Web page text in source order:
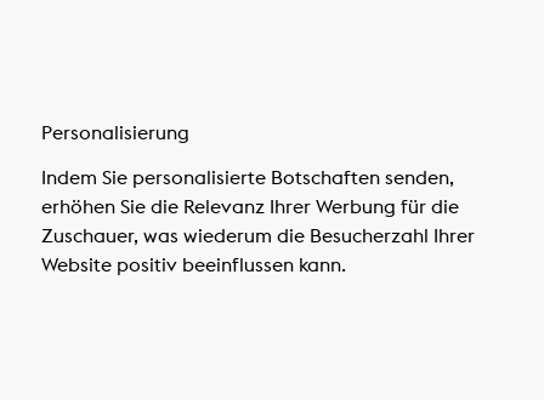
Personalisierung
Indem Sie personalisierte Botschaften senden,
erhöhen Sie die Relevanz Ihrer Werbung für die
Zuschauer, was wiederum die Besucherzahl Ihrer
Website positiv beeinflussen kann.